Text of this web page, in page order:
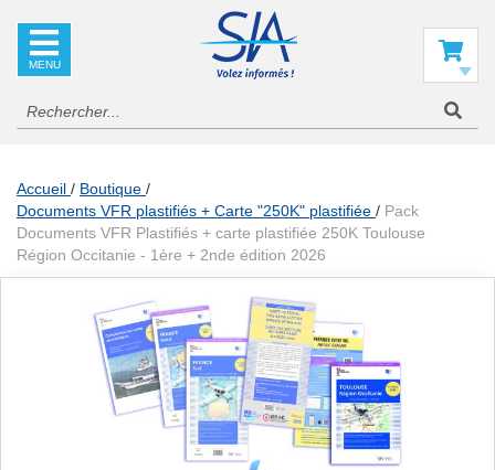
Accueil
Boutique
Documents VFR plastifiés + Carte "250K" plastifiée
Pack
Documents VFR Plastifiés + carte plastifiée 250K Toulouse
Région Occitanie - 1ère + 2nde édition 2026